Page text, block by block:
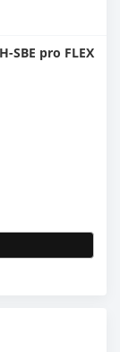
SBE pro FLEX